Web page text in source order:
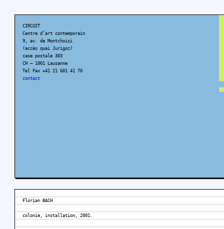
CIRCUIT
Centre d’art contemporain
9, av. de Montchoisi
(accès quai Jurigoz)
case postale 303
CH – 1001 Lausanne
Tel Fax +41 21 601 41 70
contact
Florian BACH
colonie, installation, 2001.